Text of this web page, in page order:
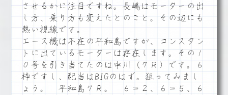
させるかに注目ですね。長嶋はモーターの出
し方、乗り方も変えたとのこと。その辺にも
熱い視線です。
エース機は不在の平和島ですが、コンスタン
トに出ているモーターは存在します。その１
０号を引き当てたのは中川（７Ｒ）です。６
枠ですし、配当はBIGのはず。狙ってみまし
ょう。 平和島７Ｒ。 ６＝２、６＝５、６